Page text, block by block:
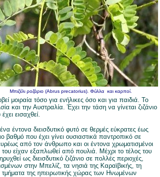
Μπιζέλι ροζάριο (Abrus precatorius). Φύλλα και καρποί.
μοιραία τόσο για ενήλικες όσο και για παιδιά. Το
και την Αυστραλία. Έχει την τάση να γίνεται ζιζάνιο
εισαχθεί.
έντονα διεισδυτικό φυτό σε θερμές εύκρατες έως
βαθμό που έχει γίνει ουσιαστικά παντροπικό σε
από τον άνθρωπο και οι έντονα χρωματισμένοι
είχαν εξαπλωθεί από πουλιά. Μέχρι το τέλος του
ως διεισδυτικό ζιζάνιο σε πολλές περιοχές,
στην Μπελίζ, τα νησιά της Καραϊβικής, τη
της ηπειρωτικής χώρας των Ηνωμένων